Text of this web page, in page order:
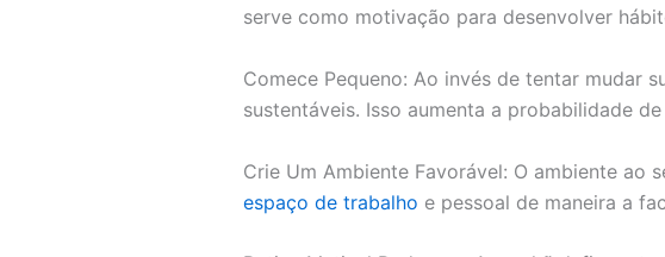
serve como motivação para desenvolver
Comece Pequeno: Ao invés de tentar mudar
sustentáveis. Isso aumenta a probabilidade
Crie Um Ambiente Favorável: O ambiente ao
espaço de trabalho e pessoal de maneira a